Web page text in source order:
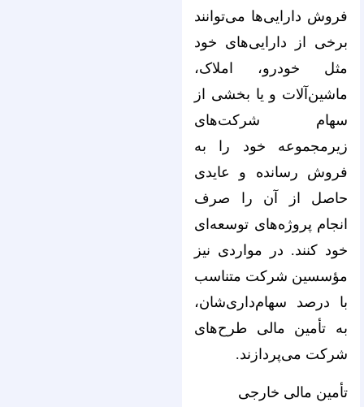
فروش دارایی‌ها می‌توانند
برخی از دارایی‌های خود
مثل خودرو، املاک،
ماشین‌آلات و یا بخشی از
سهام شرکت‌های
زیرمجموعه خود را به
فروش رسانده و عایدی
حاصل از آن را صرف
انجام پروژ‌ه‌های توسعه‌ای
خود کنند. در مواردی نیز
مؤسسین شرکت متناسب
با درصد سهام‌داری‌‌‌‌‌‌‌‌‌‌‌‌‌‌‌‌‌‌‌‌‌‌‌‌‌‌‌‌‌‌‌‌‌‌‌‌‌‌‌‌‌‌‌‌‌‌‌‌‌‌‌‌‌‌‌‌‌‌‌‌‌‌‌‌شان،
به تأمین مالی طرح‌‌‌‌‌‌‌‌‌‌‌‌‌‌‌‌‌‌‌‌‌‌‌‌‌‌‌‌‌‌‌‌‌‌‌‌‌‌‌‌‌‌‌‌‌‌‌‌‌‌‌‌‌‌‌‌‌‌‌‌‌‌‌‌های
شرکت می‌‌‌‌‌‌‌‌‌‌‌‌‌‌‌‌‌‌‌‌‌‌‌‌‌‌‌‌‌‌‌‌‌‌‌‌‌‌‌‌‌‌‌‌‌‌‌‌‌‌‌‌‌‌‌‌‌‌‌‌‌‌‌‌پردازند.
تأمین مالی خارجی